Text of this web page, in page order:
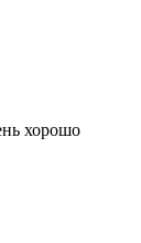
хорошо